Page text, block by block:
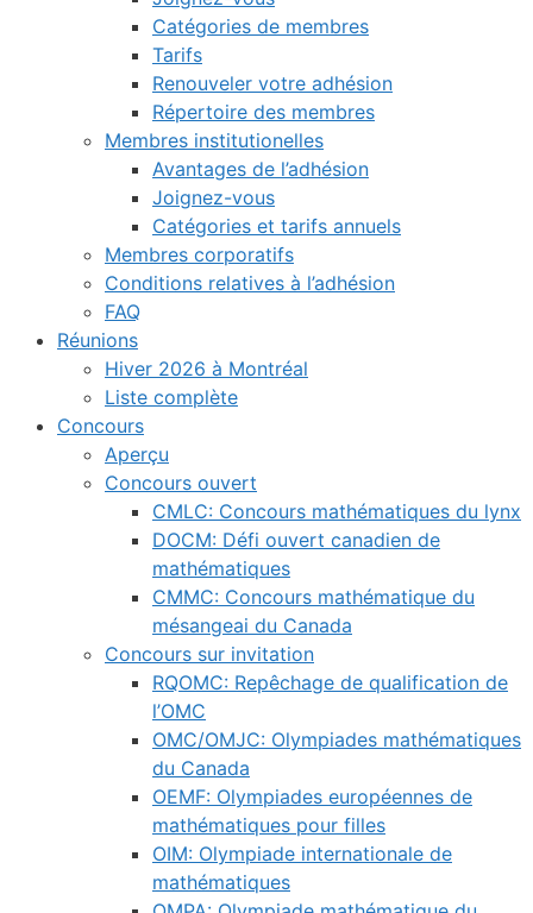
Catégories de membres
Tarifs
Renouveler votre adhésion
Répertoire des membres
Membres institutionelles
Avantages de l’adhésion
Joignez-vous
Catégories et tarifs annuels
Membres corporatifs
Conditions relatives à l’adhésion
FAQ
Réunions
Hiver 2026 à Montréal
Liste complète
Concours
Aperçu
Concours ouvert
CMLC: Concours mathématiques du lynx
DOCM: Défi ouvert canadien de
mathématiques
CMMC: Concours mathématique du
mésangeai du Canada
Concours sur invitation
RQOMC: Repêchage de qualification de
l’OMC
OMC/OMJC: Olympiades mathématiques
du Canada
OEMF: Olympiades européennes de
mathématiques pour filles
OIM: Olympiade internationale de
mathématiques